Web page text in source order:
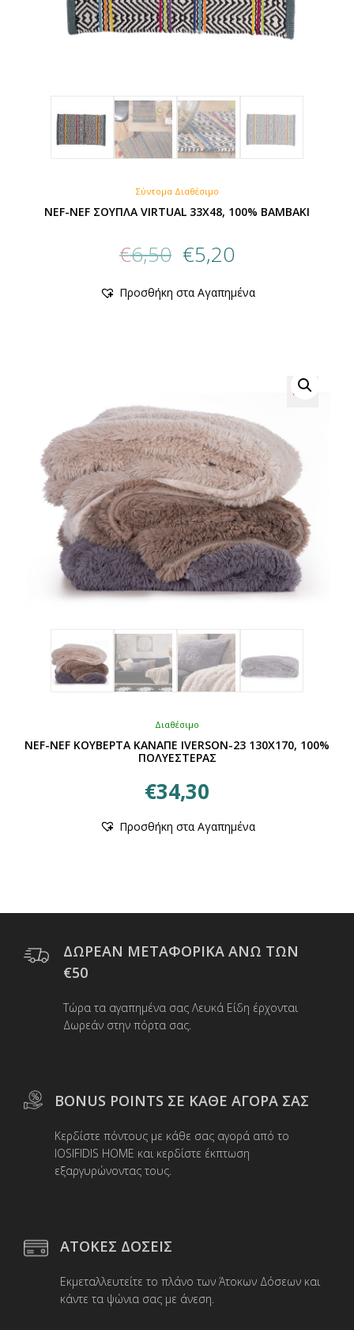
Σύντομα Διαθέσιμο
NEF-NEF ΣΟΥΠΛΑ VIRTUAL 33Χ48, 100% BAMBAKI
€6,50
price
€6,50.
€5,20
είναι:
Προσθήκη στα Αγαπημένα
Διαθέσιμο
NEF-NEF ΚΟΥΒΕΡΤΑ ΚΑΝΑΠΕ IVERSON-23 130X170, 100%
ΠΟΛΥΕΣΤΕΡΑΣ
€34,30
το
Οι
μπορούν
σελίδα
του
Προσθήκη στα Αγαπημένα
ΔΩΡΕΑΝ ΜΕΤΑΦΟΡΙΚΑ ΑΝΩ ΤΩΝ
€50
Τώρα τα αγαπημένα σας Λευκά Είδη έρχονται
Δωρεάν στην πόρτα σας.
BONUS POINTS ΣΕ ΚΑΘΕ ΑΓΟΡΑ ΣΑΣ
Κερδίστε πόντους με κάθε σας αγορά από το
IOSIFIDIS HOME και κερδίστε έκπτωση
εξαργυρώνοντας τους.
ΑΤΟΚΕΣ ΔΟΣΕΙΣ
Εκμεταλλευτείτε το πλάνο των Άτοκων Δόσεων και
κάντε τα ψώνια σας με άνεση.